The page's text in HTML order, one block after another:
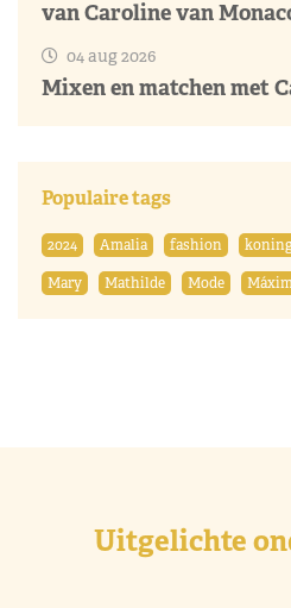
van Caroline van
04 aug 2026
Mixen en matchen met
Populaire tags
2024 Amalia fashion
Mary
Mathilde Mode
Uitgelichte